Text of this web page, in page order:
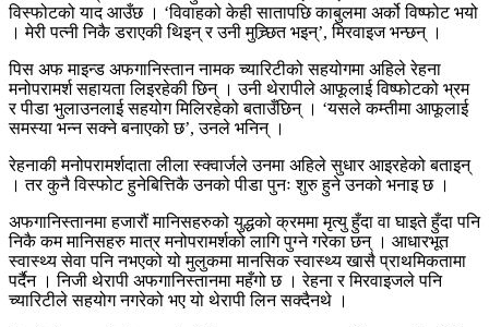
विस्फोटको याद आउँछ । ‘विवाहको केही सातापछि काबुलमा अर्को विष्फोट भयो
। मेरी पत्नी निकै डराएकी थिइन् र उनी मुच्र्छित भइन्’, मिरवाइज भन्छन् ।
पिस अफ माइन्ड अफगानिस्तान नामक च्यारिटीको सहयोगमा अहिले रेहना
मनोपरामर्श सहायता लिइरहेकी छिन् । उनी थेरापीले आफूलाई विष्फोटको भ्रम
र पीडा भुलाउनलाई सहयोग मिलिरहेको बताउँछिन् । ‘यसले कम्तीमा आफूलाई
समस्या भन्न सक्ने बनाएको छ’, उनले भनिन् ।
रेहनाकी मनोपरामर्शदाता लीला स्क्वार्जले उनमा अहिले सुधार आइरहेको बताइन्
। तर कुनै विस्फोट हुनेबित्तिकै उनको पीडा पुनः शुरु हुने उनको भनाइ छ ।
अफगानिस्तानमा हजारौं मानिसहरुको युद्धको क्रममा मृत्यु हुँदा वा घाइते हुँदा पनि
निकै कम मानिसहरु मात्र मनोपरामर्शको लागि पुग्ने गरेका छन् । आधारभूत
स्वास्थ्य सेवा पनि नभएको यो मुलुकमा मानसिक स्वास्थ्य खासै प्राथमिकतामा
पर्दैन । निजी थेरापी अफगानिस्तानमा महँगो छ । रेहना र मिरवाइजले पनि
च्यारिटीले सहयोग नगरेको भए यो थेरापी लिन सक्दैनथे ।